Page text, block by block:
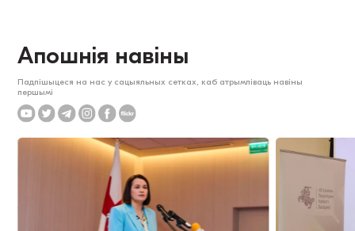
Апошнія навіны
Падпішыцеся на нас у сацыяльных сетках, каб атрымліваць навіны
першымі